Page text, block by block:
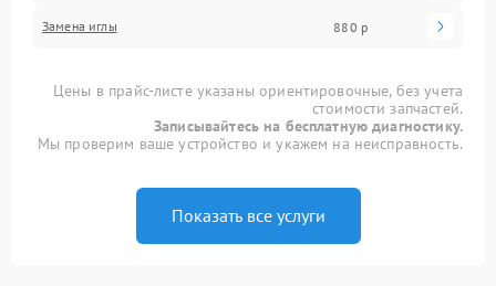
Замена иглы 880 р
Цены в прайс-листе указаны ориентировочные, без учета
стоимости запчастей.
Записывайтесь на бесплатную диагностику.
Мы проверим ваше устройство и укажем на неисправность.
Показать все услуги